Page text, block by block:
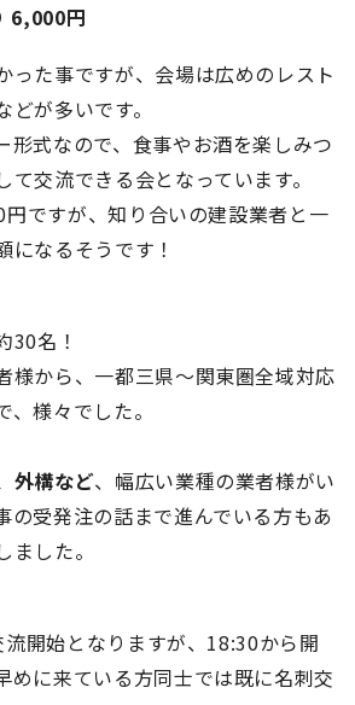
6,000円
った事ですが、会場は広めのレスト
が多いです。
形式なので、食事やお酒を楽しみつ
交流できる会となっています。
ですが、知り合いの建設業者と一
になるそうです！
30名！
様から、一都三県〜関東圏全域対応
、様々でした。
外構など、幅広い業種の業者様がい
の受発注の話まで進んでいる方もあ
した。
開始となりますが、18:30から開
めに来ている方同士では既に名刺交